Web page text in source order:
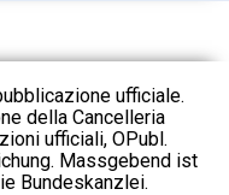
ufficiale.
della Cancelleria
ufficiali, OPubl.
Massgebend ist
Bundeskanzlei.